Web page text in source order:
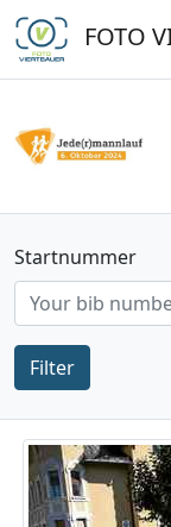
FOTO
Startnummer
Filter